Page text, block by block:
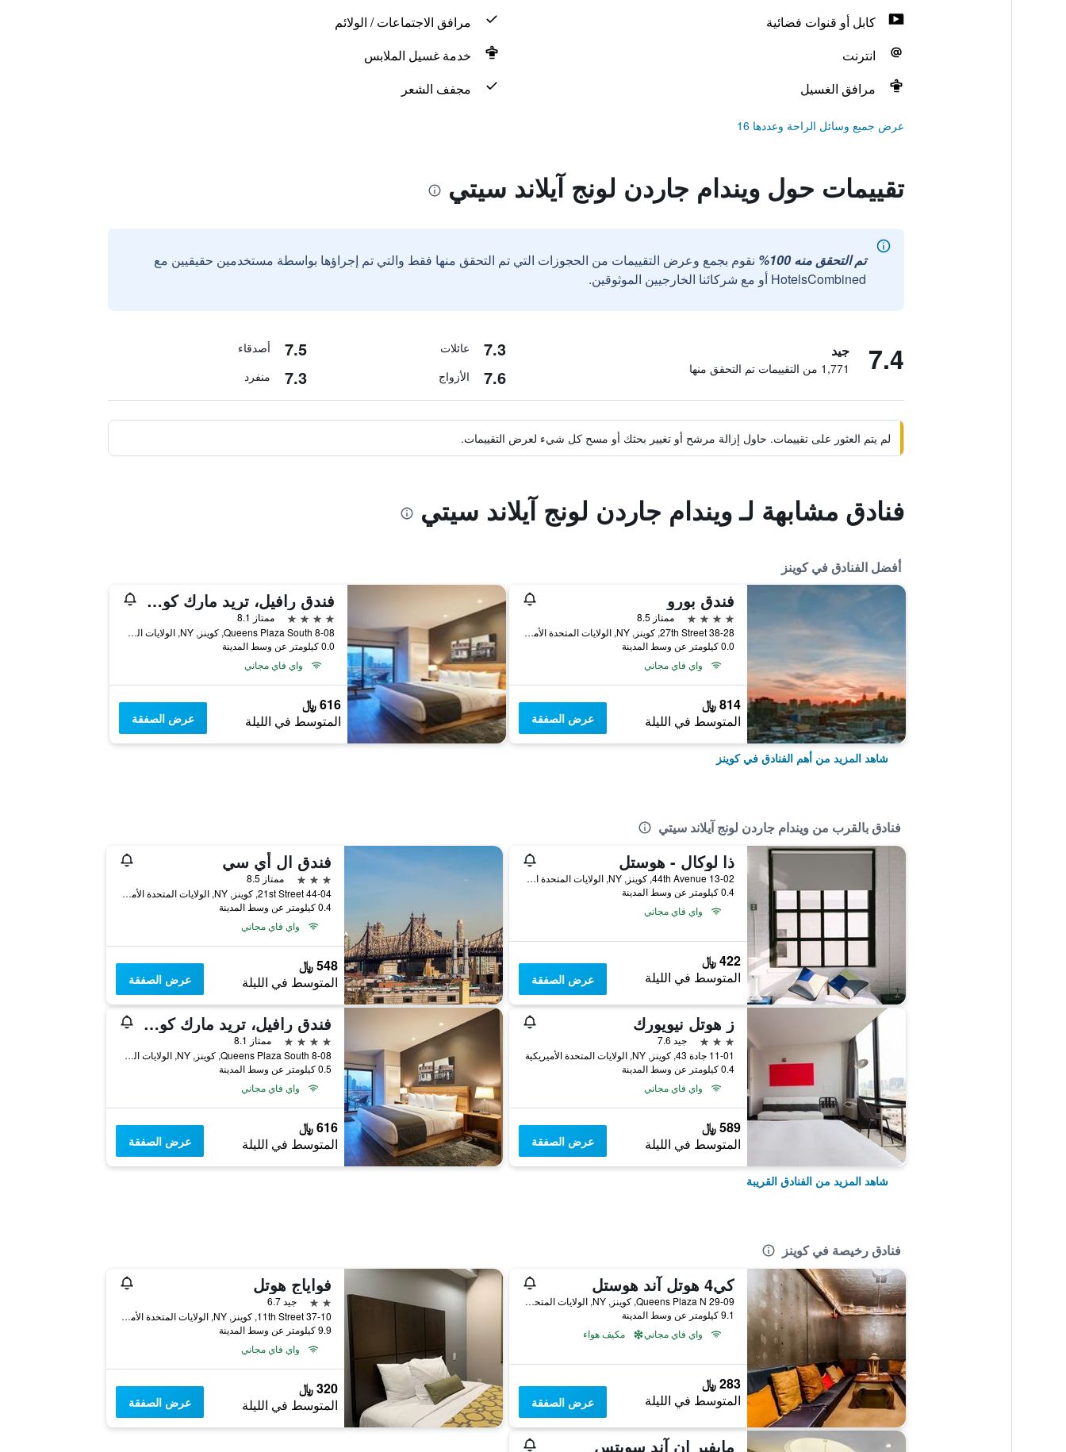
كابل أو قنوات فضائية
مرافق الاجتماعات / الولائم
انترنت
خدمة غسيل الملابس
مرافق الغسيل
مجفف الشعر
عرض جميع وسائل الراحة وعددها 16
تقييمات حول ويندام جاردن لونج آيلاند سيتي
تم التحقق منه 100%
نقوم بجمع وعرض التقييمات من الحجوزات التي تم التحقق منها فقط والتي تم إجراؤها بواسطة مستخدمين حقيقيين مع
HotelsCombined أو مع شركائنا الخارجيين الموثوقين.
7.4 جيد
1,771 من التقييمات تم التحقق منها
7.3 عائلات 7.5 أصدقاء
7.6 الأزواج 7.3 منفرد
لم يتم العثور على تقييمات. حاول إزالة مرشح أو تغيير بحثك أو مسح كل شيء لعرض التقييمات.
فنادق مشابهة لـ ويندام جاردن لونج آيلاند سيتي
أفضل الفنادق في كوينز
فندق بورو
4 نجوم
ممتاز 8.5
38-28 27th Street, كوينز, NY, الولايات المتحدة الأميريكية
0.0 كيلومتر عن وسط المدينة
واي فاي مجاني
814 ﷼
المتوسط في الليلة عرض الصفقة
فندق رافيل، تريد مارك كولكشن هوتل
4 نجوم
ممتاز 8.1
8-08 Queens Plaza South, كوينز, NY, الولايات المتحدة الأميريكية
0.0 كيلومتر عن وسط المدينة
واي فاي مجاني
616 ﷼
المتوسط في الليلة عرض الصفقة
شاهد المزيد من أهم الفنادق في كوينز
فنادق بالقرب من ويندام جاردن لونج آيلاند سيتي
ذا لوكال - هوستل
13-02 44th Avenue, كوينز, NY, الولايات المتحدة الأميريكية
0.4 كيلومتر عن وسط المدينة
واي فاي مجاني
422 ﷼
المتوسط في الليلة عرض الصفقة
فندق ال أي سي
3 نجوم
ممتاز 8.5
44-04 21st Street, كوينز, NY, الولايات المتحدة الأميريكية
0.4 كيلومتر عن وسط المدينة
واي فاي مجاني
548 ﷼
المتوسط في الليلة عرض الصفقة
ز هوتل نيويورك
3 نجوم
جيد 7.6
11-01 جادة 43, كوينز, NY, الولايات المتحدة الأميريكية
0.4 كيلومتر عن وسط المدينة
واي فاي مجاني
589 ﷼
المتوسط في الليلة عرض الصفقة
فندق رافيل، تريد مارك كولكشن هوتل
4 نجوم
ممتاز 8.1
8-08 Queens Plaza South, كوينز, NY, الولايات المتحدة الأميريكية
0.5 كيلومتر عن وسط المدينة
واي فاي مجاني
616 ﷼
المتوسط في الليلة عرض الصفقة
شاهد المزيد من الفنادق القريبة
فنادق رخيصة في كوينز
كي4 هوتل آند هوستل
29-09 Queens Plaza N, كوينز, NY, الولايات المتحدة الأميريكية
9.1 كيلومتر عن وسط المدينة
واي فاي مجاني
مكيف هواء
283 ﷼
المتوسط في الليلة عرض الصفقة
فواياج هوتل
2 نجمتين
جيد 6.7
37-10 11th Street, كوينز, NY, الولايات المتحدة الأميريكية
9.9 كيلومتر عن وسط المدينة
واي فاي مجاني
320 ﷼
المتوسط في الليلة عرض الصفقة
مايفير إن آند سويتس